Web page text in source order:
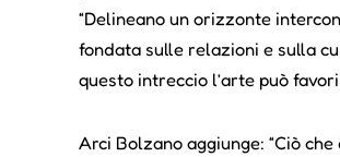
“Delineano un orizzonte
fondata sulle relazioni e sulla
questo intreccio l’arte può
Arci Bolzano aggiunge: “Ciò